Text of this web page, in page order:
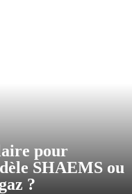
pour
SHAEMS ou
?